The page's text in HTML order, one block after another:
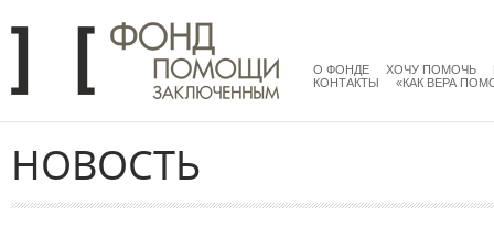
mainmenu
О ФОНДЕ ХОЧУ ПОМОЧЬ
КОНТАКТЫ
«КАК ВЕРА
НОВОСТЬ